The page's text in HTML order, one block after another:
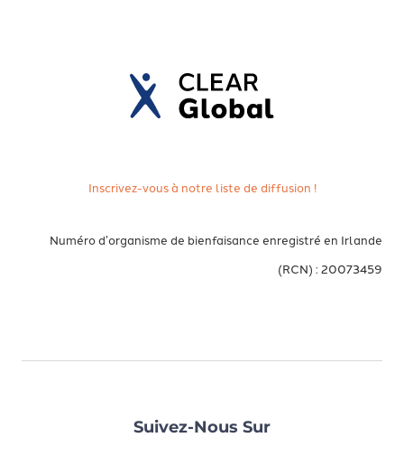
Inscrivez-vous à notre liste de diffusion !
Numéro d’organisme de bienfaisance enregistré en Irlande
(RCN) : 20073459
Suivez-Nous Sur